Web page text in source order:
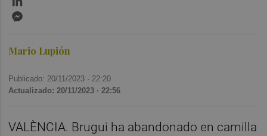
Mario Lupión
Publicado: 20/11/2023 · 22:20
Actualizado: 20/11/2023 · 22:56
VALÈNCIA. Brugui ha abandonado en camilla